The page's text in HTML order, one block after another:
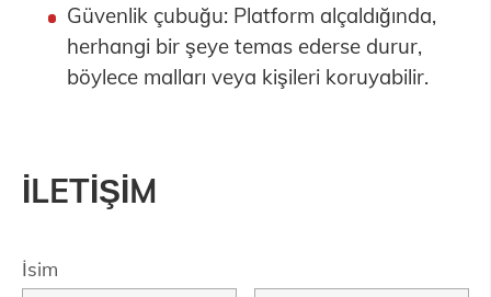
Güvenlik çubuğu: Platform alçaldığında,
herhangi bir şeye temas ederse durur,
böylece malları veya kişileri koruyabilir.
İLETİŞİM
İsim